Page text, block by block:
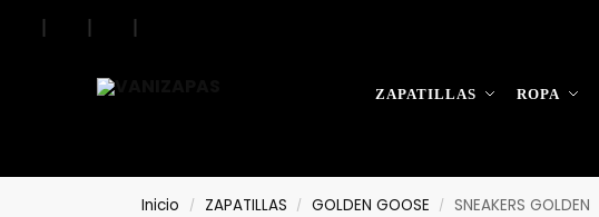
| | |
ZAPATILLAS ROPA
Search
Inicio / ZAPATILLAS / GOLDEN GOOSE / SNEAKERS GOLDEN